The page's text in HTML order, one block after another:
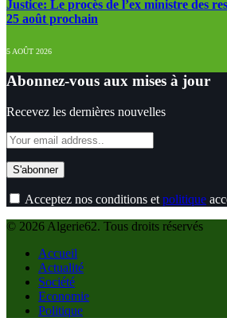
Justice: Le procès de l’ex ministre des
25 août prochain
5 AOÛT 2026
Abonnez-vous aux mises à jour
Recevez les dernières nouvelles
Acceptez nos conditions et politique
© 2026 Algerie62. Tous droits réservés
Accueil
Actualité
Société
Economie
Politique